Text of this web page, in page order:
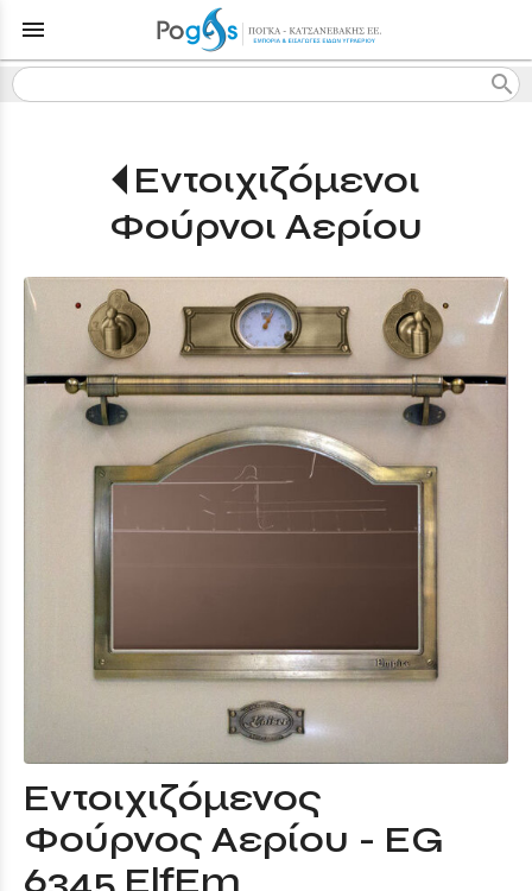
menu
search
Εντοιχιζόμενοι
Φούρνοι Αερίου
Εντοιχιζόμενος
Φούρνος Αερίου - EG
6345 ElfEm